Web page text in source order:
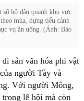
hộ dân quanh khu vực
mùa, dựng tiểu cảnh
vụ ăn uống. (Ảnh: Báo
sản văn hóa phi vật
người Tày và
Với người Mông,
lễ hội mà còn